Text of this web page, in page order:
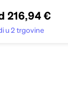
216,94 €
u 2 trgovine